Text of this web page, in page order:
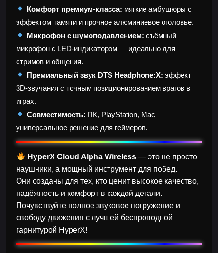
Комфорт премиум-класса: мягкие амбушюры с
эффектом памяти и прочное алюминиевое оголовье.
Микрофон с шумоподавлением: съёмный
микрофон с LED-индикатором — идеально для
стримов и общения.
Премиальный звук DTS Headphone:X: эффект
3D-звучания с точным позиционированием врагов в
играх.
Совместимость: ПК, PlayStation, Mac —
универсальное решение для геймеров.
HyperX Cloud Alpha Wireless— это не просто
наушники, а мощный инструмент для побед.
Они созданы для тех, кто ценит высокое качество,
надёжность и комфорт в каждой детали.
Почувствуйте полное звуковое погружение и
свободу движения с лучшей беспроводной
гарнитурой HyperX!